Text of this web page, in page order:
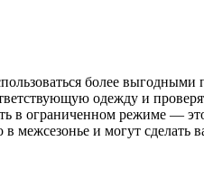
более
одежду и
в ограниченном режиме —
межсезонье и могут